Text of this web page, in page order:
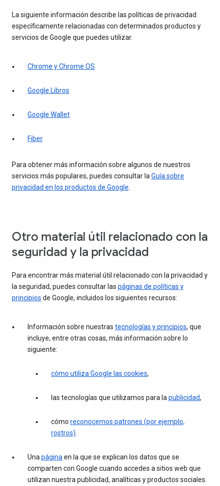
La siguiente información describe las políticas de privacidad
específicamente relacionadas con determinados productos y
servicios de Google que puedes utilizar.
Chrome y Chrome OS
Google Libros
Google Wallet
Fiber
Para obtener más información sobre algunos de nuestros
servicios más populares, puedes consultar laGuía sobre
privacidad en los productos de Google.
Otro material útil relacionado con la
seguridad y la privacidad
Para encontrar más material útil relacionado con la privacidad y
la seguridad, puedes consultar las páginas de políticas y
principios de Google, incluidos los siguientes recursos:
Información sobre nuestras tecnologías y principios, que
incluye, entre otras cosas, más información sobre lo
siguiente:
cómo utiliza Google las cookies,
las tecnologías que utilizamos para lapublicidad,
cómo reconocemos patrones (por ejemplo,
rostros).
Unapáginaen la que se explican los datos que se
comparten con Google cuando accedes a sitios web que
utilizan nuestra publicidad, analíticas y productos sociales.